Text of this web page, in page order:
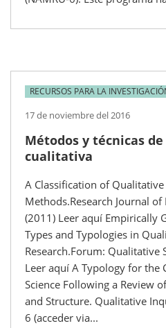
RECURSOS PARA LA
17 de noviembre del 2016
Métodos y técnicas
cualitativa
A Classification of Qualitative
Methods.Research Journal of
(2011) Leer aquí Empirically
Types and Typologies in
Research.Forum: Qualitative
Leer aquí A Typology for the
Science Following a Review
and Structure. Qualitative
6 (acceder via...